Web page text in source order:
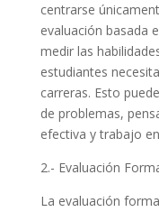
centrarse
evaluación basada
medir las
estudiantes
carreras. Esto
de problemas,
efectiva y trabajo
2.- Evaluación
La evaluación